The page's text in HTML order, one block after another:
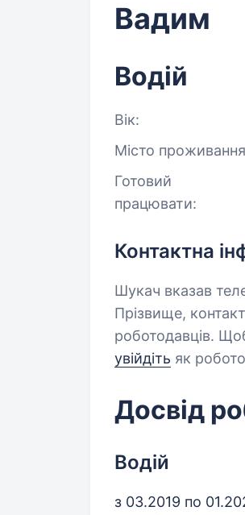
Вадим
Водій
Вік:
Місто
Готовий
працювати:
Контактна
Шукач вказав
Прізвище,
роботодавців.
увійдіть як
Досвід
Водій
з 03.2019 по